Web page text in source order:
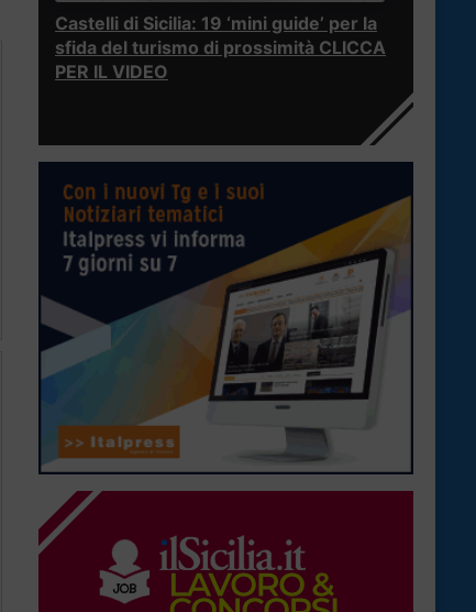
Castelli di Sicilia: 19 ‘mini guide’ per la
sfida del turismo di prossimità CLICCA
PER IL VIDEO